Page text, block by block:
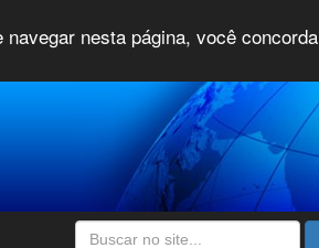
nesta página, você concorda